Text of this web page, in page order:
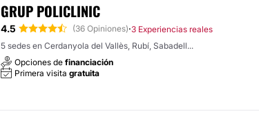
GRUP POLICLINIC
4.5 (36 Opiniones)·3 Experiencias reales
5 sedes en Cerdanyola del Vallès, Rubí, Sabadell...
Opciones de financiación
Primera visita gratuita